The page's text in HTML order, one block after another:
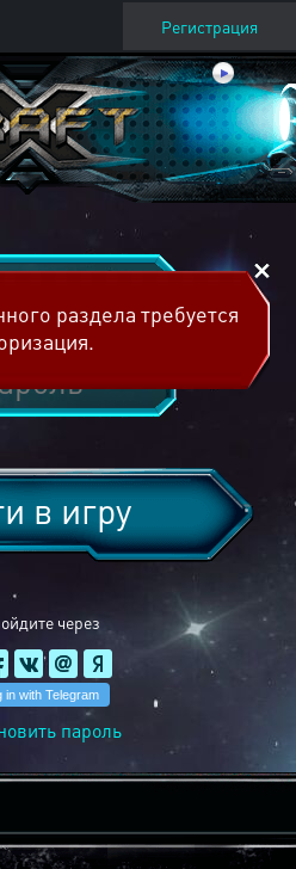
Регистрация
через
в игру
пароль
раздела требуется